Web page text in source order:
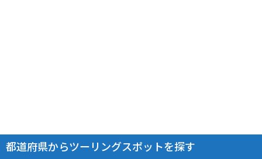
都道府県からツーリングスポットを探す